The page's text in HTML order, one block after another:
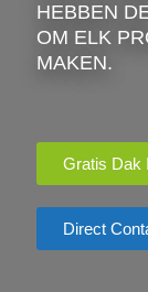
HEBBEN
OM ELK
MAKEN.
Gratis Dak
Direct